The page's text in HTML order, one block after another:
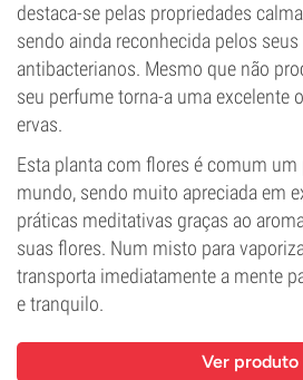
destaca-se pelas propriedades
sendo ainda reconhecida pelos
antibacterianos. Mesmo que não
seu perfume torna-a uma excelente
ervas.
Esta planta com flores é comum
mundo, sendo muito apreciada em
práticas meditativas graças ao
suas flores. Num misto para
transporta imediatamente a mente
e tranquilo.
Ver produto